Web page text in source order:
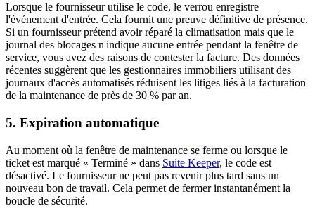
Lorsque le fournisseur utilise le code, le verrou enregistre
l'événement d'entrée. Cela fournit une preuve définitive de présence.
Si un fournisseur prétend avoir réparé la climatisation mais que le
journal des blocages n'indique aucune entrée pendant la fenêtre de
service, vous avez des raisons de contester la facture. Des données
récentes suggèrent que les gestionnaires immobiliers utilisant des
journaux d'accès automatisés réduisent les litiges liés à la facturation
de la maintenance de près de 30 % par an.
5. Expiration automatique
Au moment où la fenêtre de maintenance se ferme ou lorsque le
ticket est marqué « Terminé » dans Suite Keeper, le code est
désactivé. Le fournisseur ne peut pas revenir plus tard sans un
nouveau bon de travail. Cela permet de fermer instantanément la
boucle de sécurité.